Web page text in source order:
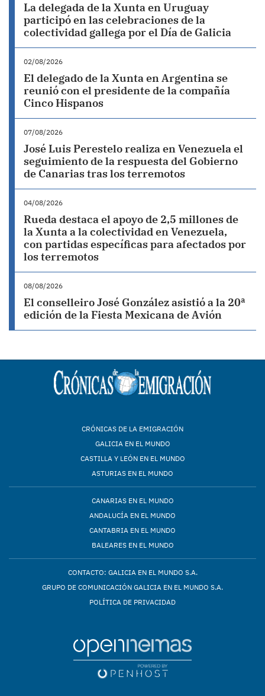
La delegada de la Xunta en Uruguay
participó en las celebraciones de la
colectividad gallega por el Día de Galicia
02/08/2026
El delegado de la Xunta en Argentina se
reunió con el presidente de la compañía
Cinco Hispanos
07/08/2026
José Luis Perestelo realiza en Venezuela el
seguimiento de la respuesta del Gobierno
de Canarias tras los terremotos
04/08/2026
Rueda destaca el apoyo de 2,5 millones de
la Xunta a la colectividad en Venezuela,
con partidas específicas para afectados por
los terremotos
08/08/2026
El conselleiro José González asistió a la 20ª
edición de la Fiesta Mexicana de Avión
CRÓNICAS DE LA EMIGRACIÓN
GALICIA EN EL MUNDO
CASTILLA Y LEÓN EN EL MUNDO
ASTURIAS EN EL MUNDO
CANARIAS EN EL MUNDO
ANDALUCÍA EN EL MUNDO
CANTABRIA EN EL MUNDO
BALEARES EN EL MUNDO
CONTACTO: GALICIA EN EL MUNDO S.A.
GRUPO DE COMUNICACIÓN GALICIA EN EL MUNDO S.A.
POLÍTICA DE PRIVACIDAD